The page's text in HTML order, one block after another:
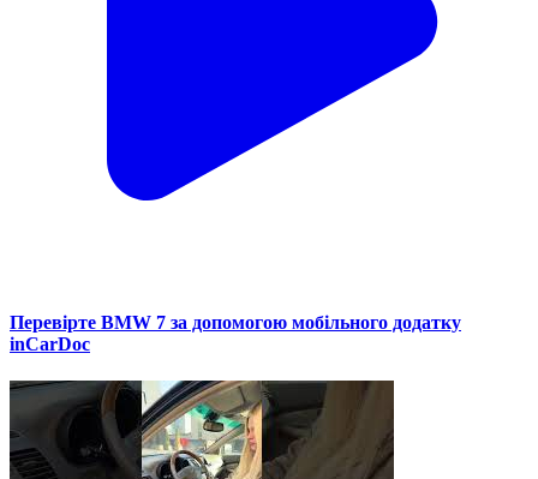
Перевірте BMW 7 за допомогою мобільного додатку
inCarDoc